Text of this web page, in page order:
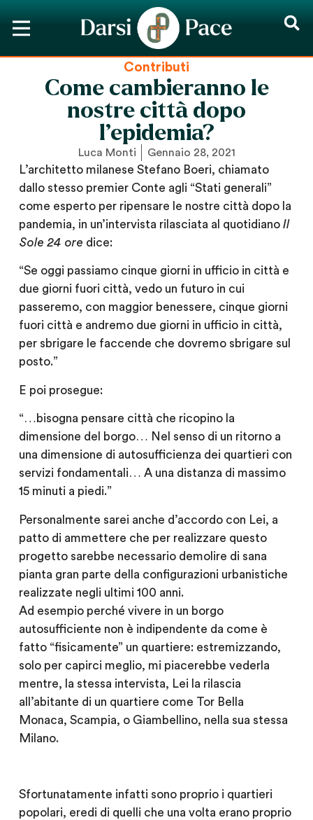
Contributi
Come cambieranno le
nostre città dopo
l’epidemia?
Luca Monti Gennaio 28, 2021
L’architetto milanese Stefano Boeri, chiamato
dallo stesso premier Conte agli “Stati generali”
come esperto per ripensare le nostre città dopo la
pandemia, in un’intervista rilasciata al quotidiano Il
Sole 24 ore dice:
“Se oggi passiamo cinque giorni in ufficio in città e
due giorni fuori città, vedo un futuro in cui
passeremo, con maggior benessere, cinque giorni
fuori città e andremo due giorni in ufficio in città,
per sbrigare le faccende che dovremo sbrigare sul
posto.”
E poi prosegue:
“…bisogna pensare città che ricopino la
dimensione del borgo… Nel senso di un ritorno a
una dimensione di autosufficienza dei quartieri con
servizi fondamentali… A una distanza di massimo
15 minuti a piedi.”
Personalmente sarei anche d’accordo con Lei, a
patto di ammettere che per realizzare questo
progetto sarebbe necessario demolire di sana
pianta gran parte della configurazioni urbanistiche
realizzate negli ultimi 100 anni.
Ad esempio perché vivere in un borgo
autosufficiente non è indipendente da come è
fatto “fisicamente” un quartiere: estremizzando,
solo per capirci meglio, mi piacerebbe vederla
mentre, la stessa intervista, Lei la rilascia
all’abitante di un quartiere come Tor Bella
Monaca, Scampia, o Giambellino, nella sua stessa
Milano.
Sfortunatamente infatti sono proprio i quartieri
popolari, eredi di quelli che una volta erano proprio